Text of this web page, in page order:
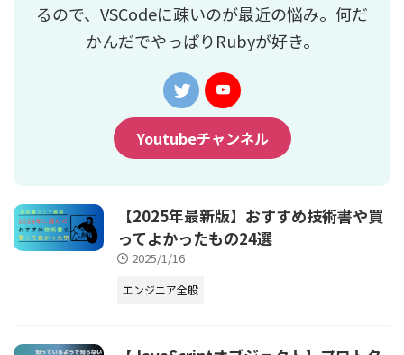
るので、VSCodeに疎いのが最近の悩み。何だ
かんだでやっぱりRubyが好き。
Youtubeチャンネル
【2025年最新版】おすすめ技術書や買
ってよかったもの24選
2025/1/16
エンジニア全般